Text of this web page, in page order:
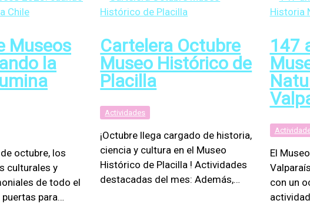
Museos
la
octubre, los
culturales y
de todo el
para…
Cartelera Octubre
Museo Histórico de
Placilla
Actividades
¡Octubre llega cargado de historia,
ciencia y cultura en el Museo
Histórico de Placilla ! Actividades
destacadas del mes: Además,…
147
El
con un